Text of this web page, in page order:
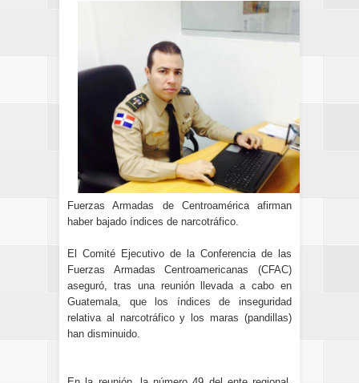
Fuerzas Armadas de Centroamérica afirman
haber bajado índices de narcotráfico.
El Comité Ejecutivo de la Conferencia de las
Fuerzas Armadas Centroamericanas (CFAC)
aseguró, tras una reunión llevada a cabo en
Guatemala, que los índices de inseguridad
relativa al narcotráfico y los maras (pandillas)
han disminuido.